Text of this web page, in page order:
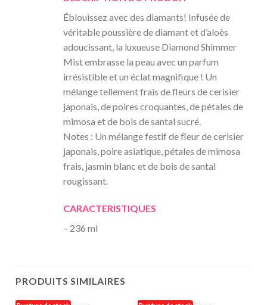
Éblouissez avec des diamants! Infusée de
véritable poussière de diamant et d’aloès
adoucissant, la luxueuse Diamond Shimmer
Mist embrasse la peau avec un parfum
irrésistible et un éclat magnifique ! Un
mélange tellement frais de fleurs de cerisier
japonais, de poires croquantes, de pétales de
mimosa et de bois de santal sucré.
Notes : Un mélange festif de fleur de cerisier
japonais, poire asiatique, pétales de mimosa
frais, jasmin blanc et de bois de santal
rougissant.
CARACTERISTIQUES
– 236 ml
PRODUITS SIMILAIRES